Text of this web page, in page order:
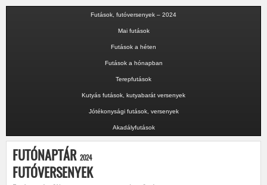
Futások, futóversenyek – 2024
Mai futások
Futások a héten
Futások a hónapban
Terepfutások
Kutyás futások, kutyabarát versenyek
Jótékonysági futások, versenyek
Akadályfutások
FUTÓNAPTÁR 2024
FUTÓVERSENYEK